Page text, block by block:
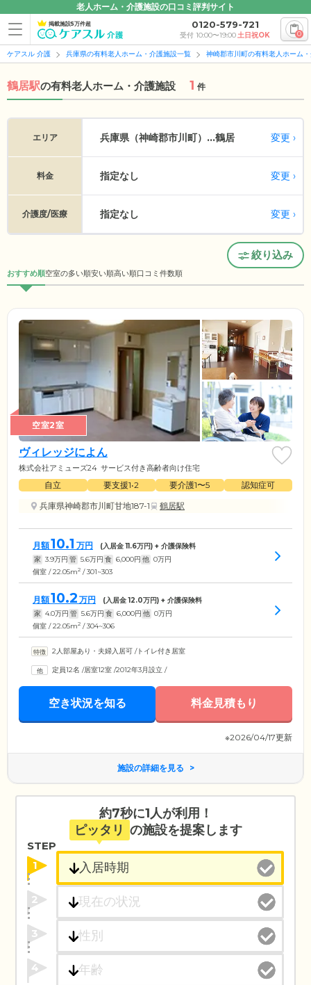
老人ホーム・介護施設の口コミ評判サイト
掲載施設5万件超 0120-579-721
受付 10:00〜19:00土日祝OK 0
ケアスル 介護 兵庫県の有料老人ホーム・介護施設一覧 神崎郡市川町の有料老人ホーム
鶴居駅の有料老人ホーム・介護施設 1 件
エリア 兵庫県（神崎郡市川町）...鶴居 変更
料金 指定なし 変更
介護度/医療 指定なし 変更
絞り込み
おすすめ順空室の多い順安い順高い順口コミ件数順
空室2室
ヴィレッジによん
株式会社アミューズ24 サービス付き高齢者向け住宅
自立 要支援1•2 要介護1〜5
認知症可
兵庫県神崎郡市川町甘地187-1
鶴居駅
月額10.1 万円 (入居金11.6万円) + 介護保険料
家 3.9万円 管 5.6万円 食 6,000円 他 0万円
個室 / 22.05m2 / 301~303
月額10.2 万円 (入居金12.0万円) + 介護保険料
家 4.0万円 管 5.6万円 食 6,000円 他 0万円
個室 / 22.05m2 / 304~306
2人部屋あり・夫婦入居可 /トイレ付き居室
定員12名 /居室12室 /2012年3月設立 /
空き状況を知る 料金見積もり
※2026/04/17更新
施設の詳細を見る
約7秒に1人が利用！
ピッタリ の施設を提案します
STEP
1
2
3
4